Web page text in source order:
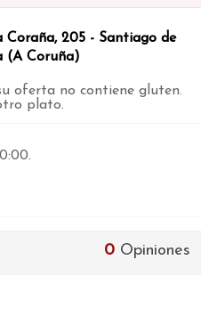
Coraña, 205 - Santiago de
(A Coruña)
oferta no contiene gluten.
plato.
0 Opiniones